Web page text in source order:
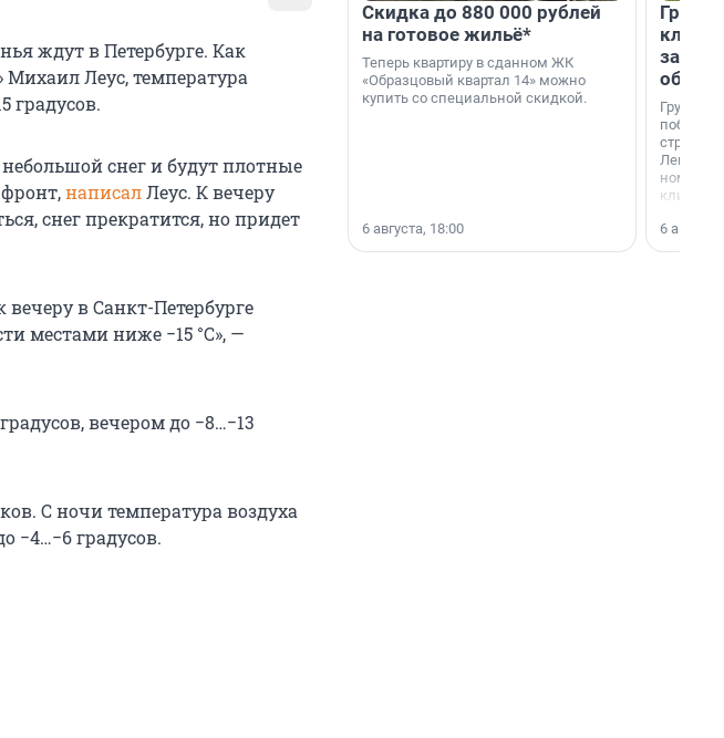
ждут в Петербурге. Как
Леус, температура
градусов.
снег и будут плотные
написалЛеус. К вечеру
снег прекратится, но придет
вечеру в Санкт-Петербурге
местами ниже −15 °С», —
вечером до −8…−13
С ночи температура воздуха
−4…−6 градусов.
Скидка до 880 000 рублей
на готовое жильё*
Теперь квартиру в сданном ЖК
«Образцовый квартал 14» можно
купить со специальной скидкой.
6 августа, 18:00
Группа
области».
6